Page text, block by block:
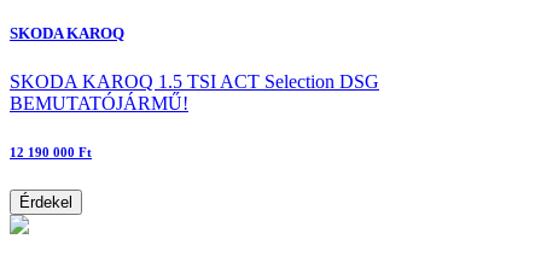
SKODA KAROQ
SKODA KAROQ 1.5 TSI ACT Selection DSG
BEMUTATÓJÁRMŰ!
12 190 000 Ft
Érdekel